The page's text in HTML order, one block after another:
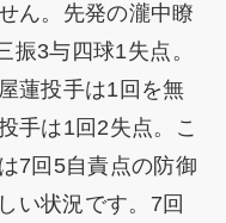
ん。先発の瀧中瞭
振3与四球1失点。
蓮投手は1回を無
手は1回2失点。こ
7回5自責点の防御
い状況です。7回